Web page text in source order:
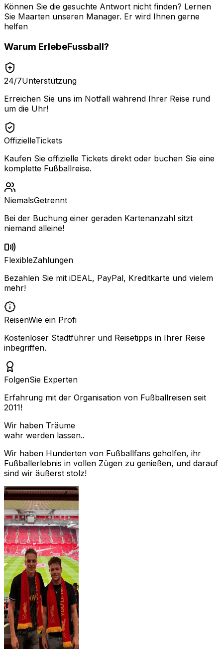
Können Sie die gesuchte Antwort nicht finden? Lernen
Sie Maarten unseren Manager. Er wird Ihnen gerne
helfen
Warum ErlebeFussball?
24/7Unterstützung
Erreichen Sie uns im Notfall während Ihrer Reise rund
um die Uhr!
OffizielleTickets
Kaufen Sie offizielle Tickets direkt oder buchen Sie eine
komplette Fußballreise.
NiemalsGetrennt
Bei der Buchung einer geraden Kartenanzahl sitzt
niemand alleine!
FlexibleZahlungen
Bezahlen Sie mit iDEAL, PayPal, Kreditkarte und vielem
mehr!
ReisenWie ein Profi
Kostenloser Stadtführer und Reisetipps in Ihrer Reise
inbegriffen.
FolgenSie Experten
Erfahrung mit der Organisation von Fußballreisen seit
2011!
Wir haben Träume
wahr werden lassen..
Wir haben Hunderten von Fußballfans geholfen, ihr
Fußballerlebnis in vollen Zügen zu genießen, und darauf
sind wir äußerst stolz!